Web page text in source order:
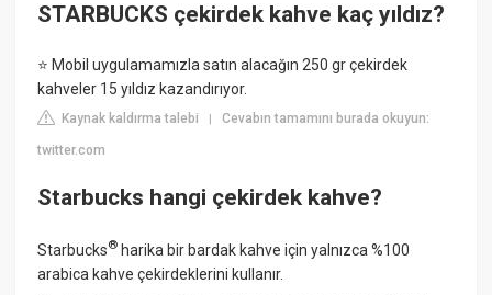
STARBUCKS çekirdek kahve kaç yıldız?
⭐ Mobil uygulamamızla satın alacağın 250 gr çekirdek
kahveler 15 yıldız kazandırıyor.
Kaynak kaldırma talebi |Cevabın tamamını burada okuyun:
twitter.com
Starbucks hangi çekirdek kahve?
Starbucks® harika bir bardak kahve için yalnızca %100
arabica kahve çekirdeklerini kullanır.